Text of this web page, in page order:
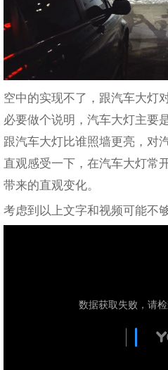
空中的实现不了，跟汽车大灯
必要做个说明，汽车大灯主要
跟汽车大灯比谁照墙更亮，对
直观感受一下，在汽车大灯常
带来的直观变化。
考虑到以上文字和视频可能不